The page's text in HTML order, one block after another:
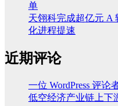
单
天翎科完成超亿元 A
化进程提速
近期评论
一位 WordPress 评论
低空经济产业链上下